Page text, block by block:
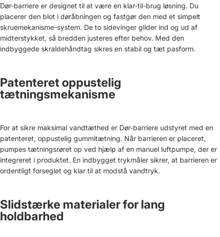
Dør-barriere er designet til at være en klar-til-brug løsning. Du
placerer den blot i døråbningen og fastgør den med et simpelt
skruemekanisme-system. De to sidevinger glider ind og ud af
midterstykket, så bredden justeres efter behov. Med den
indbyggede skraldehåndtag sikres en stabil og tæt pasform.
Patenteret oppustelig
tætningsmekanisme
For at sikre maksimal vandtæthed er Dør-barriere udstyret med en
patenteret, oppustelig gummitætning. Når barrieren er placeret,
pumpes tætningsrøret op ved hjælp af en manuel luftpumpe, der er
integreret i produktet. En indbygget trykmåler sikrer, at barrieren er
ordentligt forseglet og klar til at modstå vandtryk.
Slidstærke materialer for lang
holdbarhed